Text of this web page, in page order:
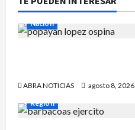
Nación
ABRA NOTICIAS
agosto 8, 2026
Región